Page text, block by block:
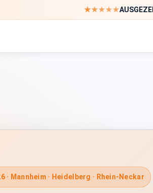
★★★★★
· Mannheim · Heidelberg · Rhein-Neckar